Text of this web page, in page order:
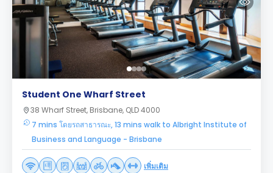
Student One Wharf Street
38 Wharf Street, Brisbane, QLD 4000
7 mins โดยรถสาธารณะ, 13 mins walk to Albright Institute of
Business and Language - Brisbane
เพิ่มเติม